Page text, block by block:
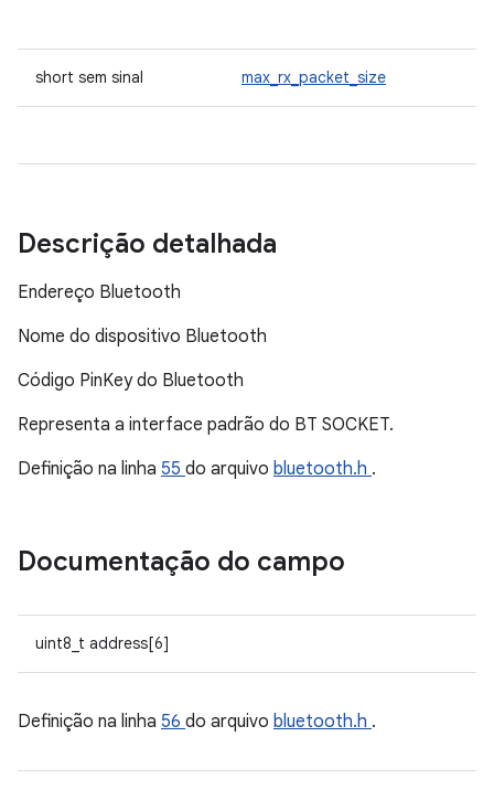
short sem sinal max_rx_packet_size
Descrição detalhada
Endereço Bluetooth
Nome do dispositivo Bluetooth
Código PinKey do Bluetooth
Representa a interface padrão do BT SOCKET.
Definição na linha 55 do arquivo bluetooth.h .
Documentação do campo
uint8_t address[6]
Definição na linha 56 do arquivo bluetooth.h .